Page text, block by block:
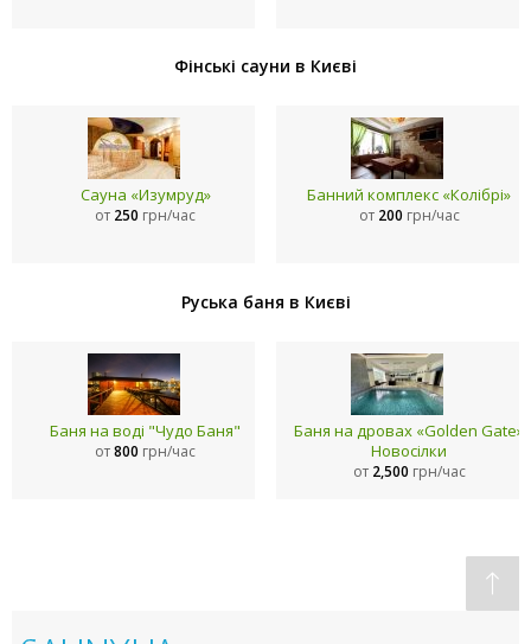
Фінські сауни в Києві
Сауна «Изумруд»
от 250 грн/час
Банний комплекс «Колібрі»
от 200 грн/час
Руська баня в Києві
Баня на воді "Чудо Баня"
от800 грн/час
Баня на дровах «Golden Gate»
Новосілки
от 2,500 грн/час